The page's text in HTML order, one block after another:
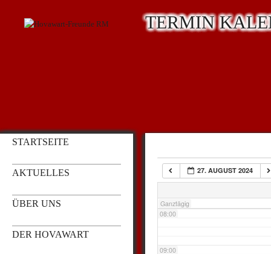
STARTSEITE
AKTUELLES
ÜBER UNS
DER HOVAWART
TERMIN
27. AUGUST 2024
Ganztägig
03:00
07:00
08:00
09:00